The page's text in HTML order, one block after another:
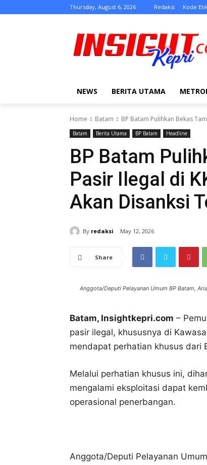
Thursday, August 6, 2026 Redaksi Kode
NEWS BERITA UTAMA
Home Batam BP Batam Pulihkan Bekas
Batam Berita Utama BP Batam Headline
BP Batam
Pasir Ilegal di
Akan Disanksi
By redaksi May 12, 2026
Share
Anggota/Deputi Pelayanan Umum BP Batam,
Batam, Insightkepri.com –
pasir ilegal, khususnya di
mendapat perhatian khusus dari
Melalui perhatian khusus ini,
mengalami eksploitasi dapat
operasional penerbangan.
Anggota/Deputi Pelayanan